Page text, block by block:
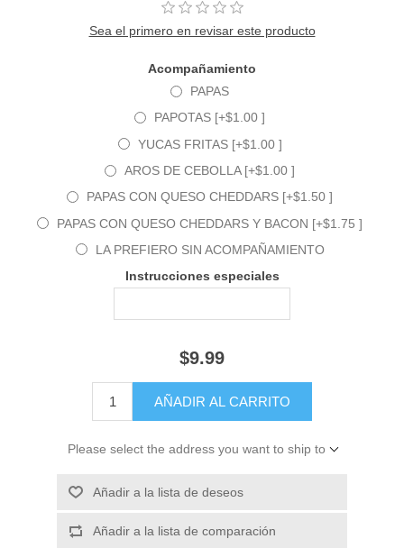
Sea el primero en revisar este producto
Acompañamiento
PAPAS
PAPOTAS [+$1.00 ]
YUCAS FRITAS [+$1.00 ]
AROS DE CEBOLLA [+$1.00 ]
PAPAS CON QUESO CHEDDARS [+$1.50 ]
PAPAS CON QUESO CHEDDARS Y BACON [+$1.75 ]
LA PREFIERO SIN ACOMPAÑAMIENTO
Instrucciones especiales
$9.99
Please select the address you want to ship to